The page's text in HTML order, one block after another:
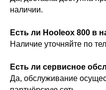
наличии.
Есть ли Hooleox 800 в
Наличие уточняйте по
Есть ли сервисное
Да, обслуживание